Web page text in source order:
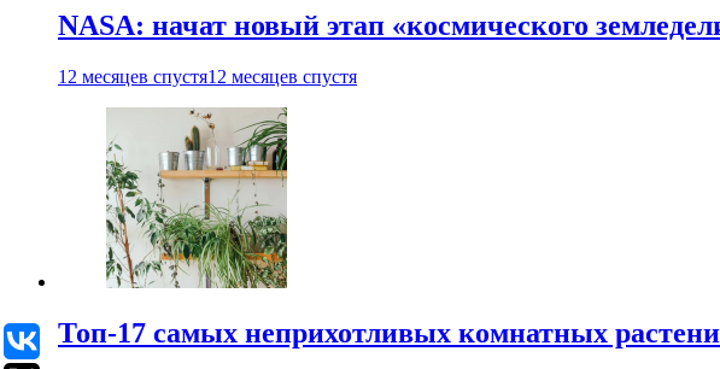
NASA: начат новый этап «космического
12 месяцев спустя12 месяцев спустя
Топ-17 самых неприхотливых комнатных